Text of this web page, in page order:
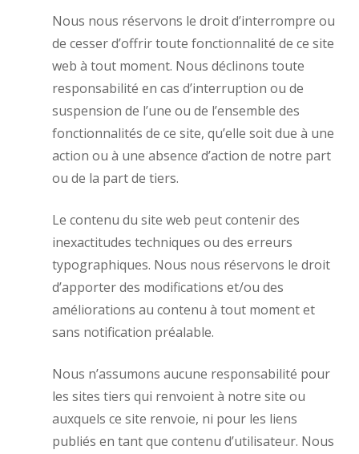
Nous nous réservons le droit d’interrompre ou
de cesser d’offrir toute fonctionnalité de ce site
web à tout moment. Nous déclinons toute
responsabilité en cas d’interruption ou de
suspension de l’une ou de l’ensemble des
fonctionnalités de ce site, qu’elle soit due à une
action ou à une absence d’action de notre part
ou de la part de tiers.
Le contenu du site web peut contenir des
inexactitudes techniques ou des erreurs
typographiques. Nous nous réservons le droit
d’apporter des modifications et/ou des
améliorations au contenu à tout moment et
sans notification préalable.
Nous n’assumons aucune responsabilité pour
les sites tiers qui renvoient à notre site ou
auxquels ce site renvoie, ni pour les liens
publiés en tant que contenu d’utilisateur. Nous